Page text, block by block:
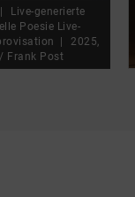
Live-generierte
Poesie Live-
2025,
Frank Post